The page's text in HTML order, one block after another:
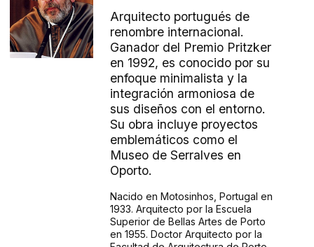
Arquitecto portugués de
renombre internacional.
Ganador del Premio Pritzker
en 1992, es conocido por su
enfoque minimalista y la
integración armoniosa de
sus diseños con el entorno.
Su obra incluye proyectos
emblemáticos como el
Museo de Serralves en
Oporto.
Nacido en Motosinhos, Portugal en
1933. Arquitecto por la Escuela
Superior de Bellas Artes de Porto
en 1955. Doctor Arquitecto por la